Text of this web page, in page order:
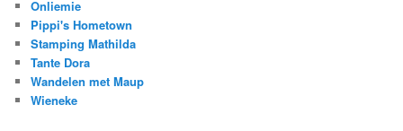
Onliemie
Pippi's Hometown
Stamping Mathilda
Tante Dora
Wandelen met Maup
Wieneke